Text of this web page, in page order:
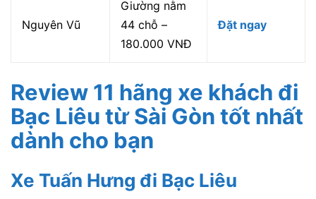
Nguyên Vũ
Giường nằm
44 chỗ –
180.000 VNĐ
Đặt ngay
Review 11 hãng xe khách đi
Bạc Liêu từ Sài Gòn tốt nhất
dành cho bạn
Xe Tuấn Hưng đi Bạc Liêu